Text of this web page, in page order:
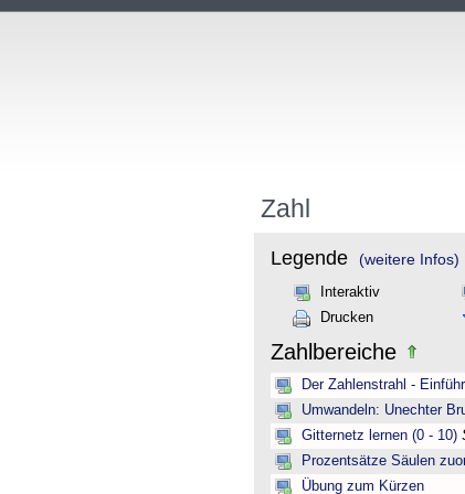
Zahl
Legende (weitere Infos)
Interaktiv
Drucken
Zahlbereiche
Der Zahlenstrahl -
Umwandeln: Unechter
Gitternetz lernen (0 - 10)
Prozentsätze Säulen
Übung zum Kürzen